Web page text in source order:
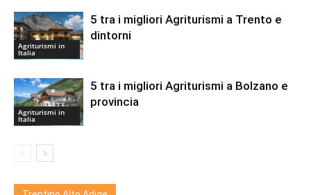
Agriturismi in
Italia
5 tra i migliori Agriturismi a Trento e
dintorni
Agriturismi in
Italia
5 tra i migliori Agriturismi a Bolzano e
provincia